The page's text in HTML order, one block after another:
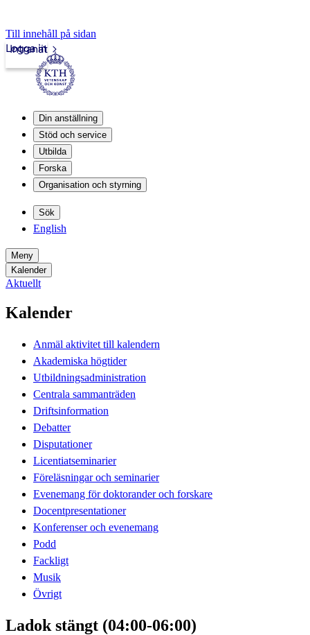
Till innehåll på sidan
Intranät
Logga in
Din anställning
Stöd och service
Utbilda
Forska
Organisation och styrning
Sök
English
Meny
Kalender
Aktuellt
Kalender
Anmäl aktivitet till kalendern
Akademiska högtider
Utbildningsadministration
Centrala sammanträden
Driftsinformation
Debatter
Disputationer
Licentiatseminarier
Föreläsningar och seminarier
Evenemang för doktorander och forskare
Docentpresentationer
Konferenser och evenemang
Podd
Fackligt
Musik
Övrigt
Ladok stängt (04:00-06:00)